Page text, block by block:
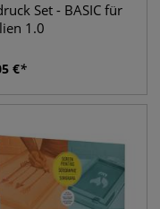
Set - BASIC für
1.0
€